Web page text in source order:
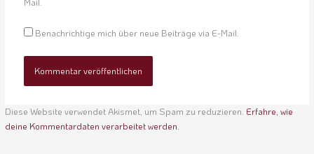
Mail.
Benachrichtige mich über neue Beiträge via E-Mail.
Diese Website verwendet Akismet, um Spam zu reduzieren. Erfahre, wie
deine Kommentardaten verarbeitet werden.